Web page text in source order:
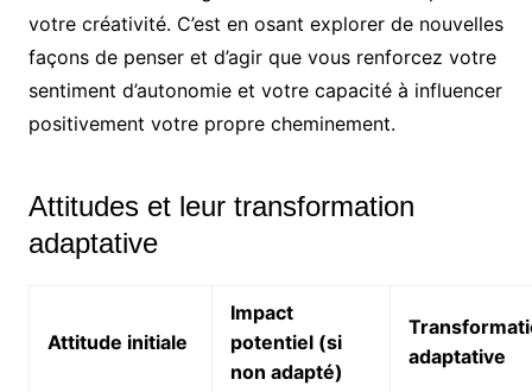
votre créativité. C’est en osant explorer de nouvelles
façons de penser et d’agir que vous renforcez votre
sentiment d’autonomie et votre capacité à influencer
positivement votre propre cheminement.
Attitudes et leur transformation
adaptative
Attitude initiale
Impact
potentiel (si
non adapté)
adaptative